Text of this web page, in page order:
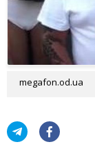
megafon.od.ua